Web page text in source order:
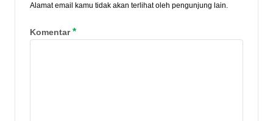
Alamat email kamu tidak akan terlihat oleh pengunjung lain.
Komentar*